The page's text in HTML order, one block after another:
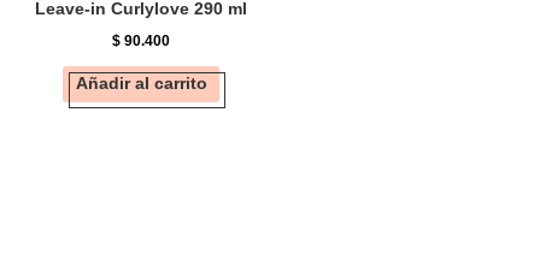
Leave-in Curlylove 290 ml
$ 90.400
Añadir al carrito